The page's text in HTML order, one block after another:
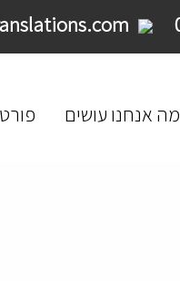
מה אנחנו עושים